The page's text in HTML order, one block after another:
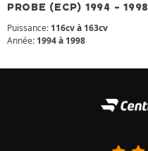
PROBE (ECP) 1994 - 1998
Puissance: 116cv à 163cv
Année: 1994 à 1998